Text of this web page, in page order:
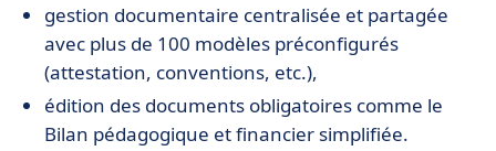
gestion documentaire centralisée et partagée
avec plus de 100 modèles préconfigurés
(attestation, conventions, etc.),
édition des documents obligatoires comme le
Bilan pédagogique et financier simplifiée.